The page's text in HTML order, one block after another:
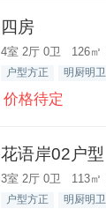
四房
4室 2厅 0卫 126㎡
户型方正 明厨明卫
价格待定
花语岸02户型
3室 2厅 0卫 113㎡
户型方正 明厨明卫